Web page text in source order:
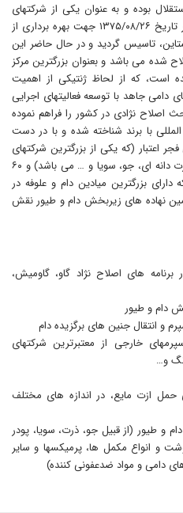
بوده و به عنوان یکی از شرکتهای
عمومی غیر دولتی فعالیت مینماید.و در تاریخ ۱۳۷۵/۰۸/۲۶ جهت بهره برداری از
تاسیس گردید و در حال حاضر این
شده می باشد و بعنوان بزرگترین مرکز
است، که از لحاظ ژنتیکی از اهمیت
جاهد با توسعه فعالیتهای اجرایی
اصلاح نژادی در کشور را فراهم نموده
با برند شناخته شده و با در دست
فجر اعتبار (که یکی از بزرگترین شرکتهای
وارد کننده نهاده های دامی از قبیل : ذرت دانه ای، جو، سویا و … می باشد) و ۶۰
بزرگترین میادین دام و علوفه در
نهاده های زیربخش دام و طیور نقش
برنامه های اصلاح نژاد گاو، گاومیش،
دام و طیور
و انتقال جنین های برگزیده دام
خارجی از معتبرترین شرکتهای
و…
حمل ازت مایع، در اندازه های مختلف
و طیور (از قبیل جو، ذرت، سویا، پودر
و انواع مکمل ها، پرمیکسها و سایر
دامی و مواد ضدعفونی کننده)